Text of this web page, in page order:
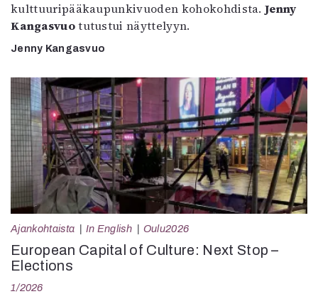
kulttuuripääkaupunkivuoden kohokohdista.Jenny
Kangasvuotutustui näyttelyyn.
Jenny Kangasvuo
Ajankohtaista In English Oulu2026
European Capital of Culture: Next Stop –
Elections
1/2026